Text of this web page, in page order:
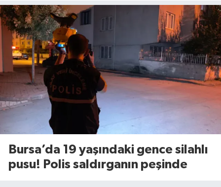
Bursa’da 19 yaşındaki gence silahlı
pusu! Polis saldırganın peşinde